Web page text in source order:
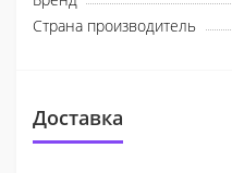
Страна производитель
Доставка